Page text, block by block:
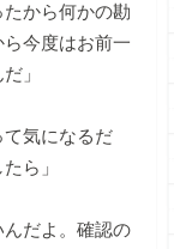
たから何かの勘
今度はお前一
」
て気になるだ
ら」
んだよ。確認の